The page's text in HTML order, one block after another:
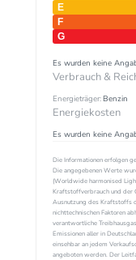
Es wurden keine
Verbrauch &
Energieträger:Benzin
Energiekosten
Es wurden keine
Die Informationen erfolgen
Die angegebenen Werte
(Worldwide harmonised
Kraftstoffverbrauch und der
Ausnutzung des Kraftstoffs
nichttechnischen Faktoren
verantwortliche
Emissionen aller in
einsehbar an jedem
angeboten werden. Der